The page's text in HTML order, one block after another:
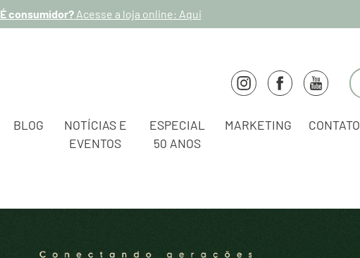
É consumidor?Acesse a loja online: Aqui
BLOG
NOTÍCIAS E
EVENTOS
ESPECIAL
50 ANOS
MARKETING CONTATO